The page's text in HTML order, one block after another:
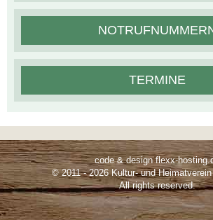
TERMINE
code & design flexx-
© 2011 - 2026 Kultur- und
All rights reserved.